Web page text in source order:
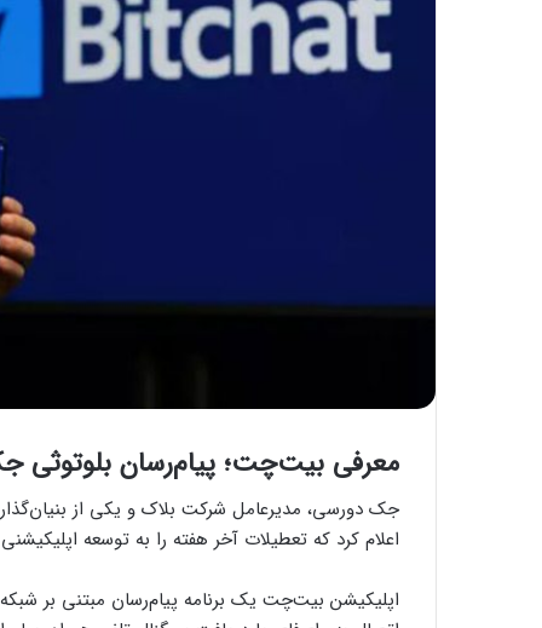
معرفی بیت‌چت؛ پیام‌رسان بلوتوثی
جک دورسی، مدیرعامل شرکت بلاک و یکی از
اعلام کرد که تعطیلات آخر هفته را به توسعه
اپلیکیشن بیت‌چت یک برنامه پیام‌رسان مبتنی بر